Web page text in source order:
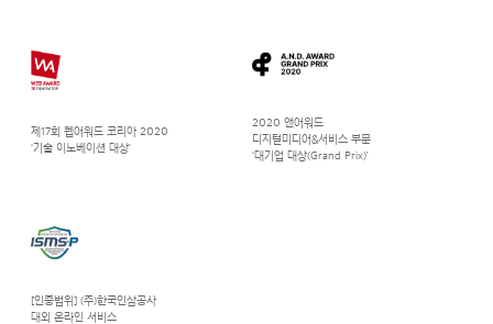
제17회 웹어워드 코리아 2020
‘기술 이노베이션 대상’
2020 앤어워드
디지털미디어&서비스 부문
‘대기업 대상(Grand Prix)’
[인증범위] (주)한국인삼공사
대외 온라인 서비스